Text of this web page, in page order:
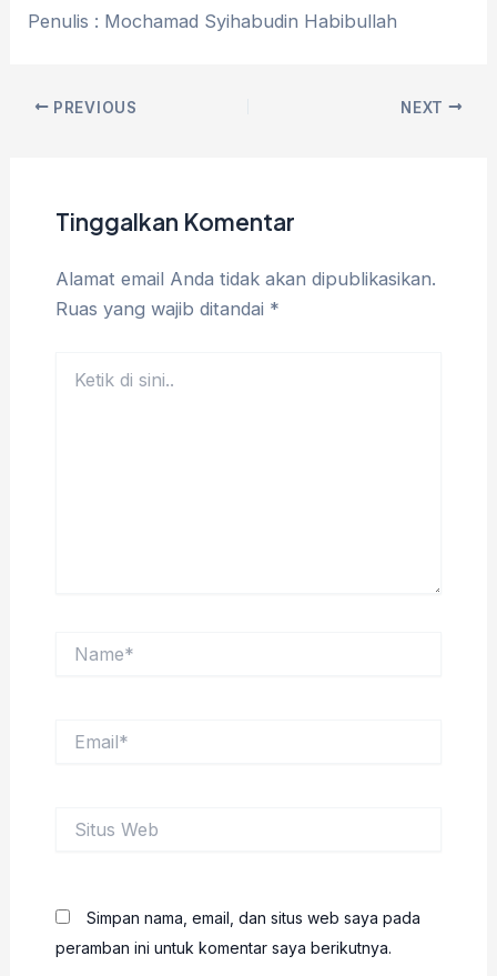
Penulis : Mochamad Syihabudin Habibullah
PREVIOUS NEXT
Tinggalkan Komentar
Alamat email Anda tidak akan dipublikasikan.
Ruas yang wajib ditandai *
Web
Simpan nama, email, dan situs web saya pada
peramban ini untuk komentar saya berikutnya.